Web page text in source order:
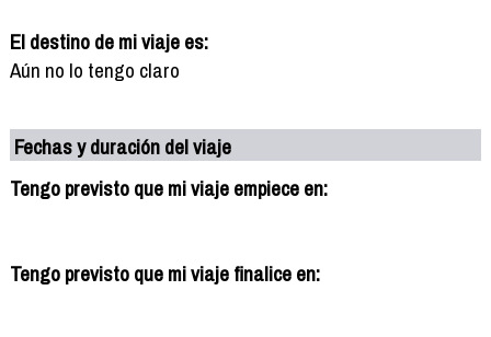
El destino de mi viaje es:
Aún no lo tengo claro
Fechas y duración del viaje
Tengo previsto que mi viaje empiece en:
Tengo previsto que mi viaje finalice en: